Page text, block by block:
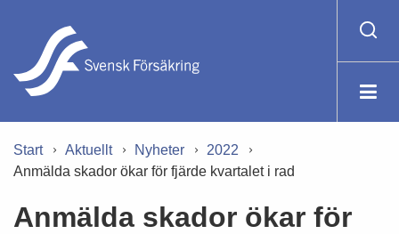
Start Aktuellt Nyheter
2022
Anmälda skador ökar för fjärde kvartalet i rad
Anmälda skador ökar för